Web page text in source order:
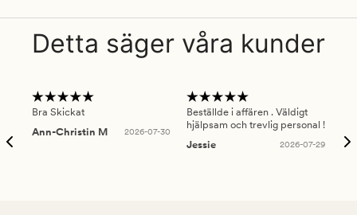
Detta säger våra kunder
Bra Skickat
Ann-Christin M
2026-07-30
Beställde i affären . Väldigt
hjälpsam och trevlig personal !
Jessie
2026-07-29